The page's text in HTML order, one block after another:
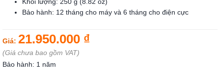
Bảo hành: 12 tháng cho máy và 6 tháng cho điện cực
Giá: 21.950.000 ₫
(Giá chưa bao gồm VAT)
Bảo hành: 1 năm